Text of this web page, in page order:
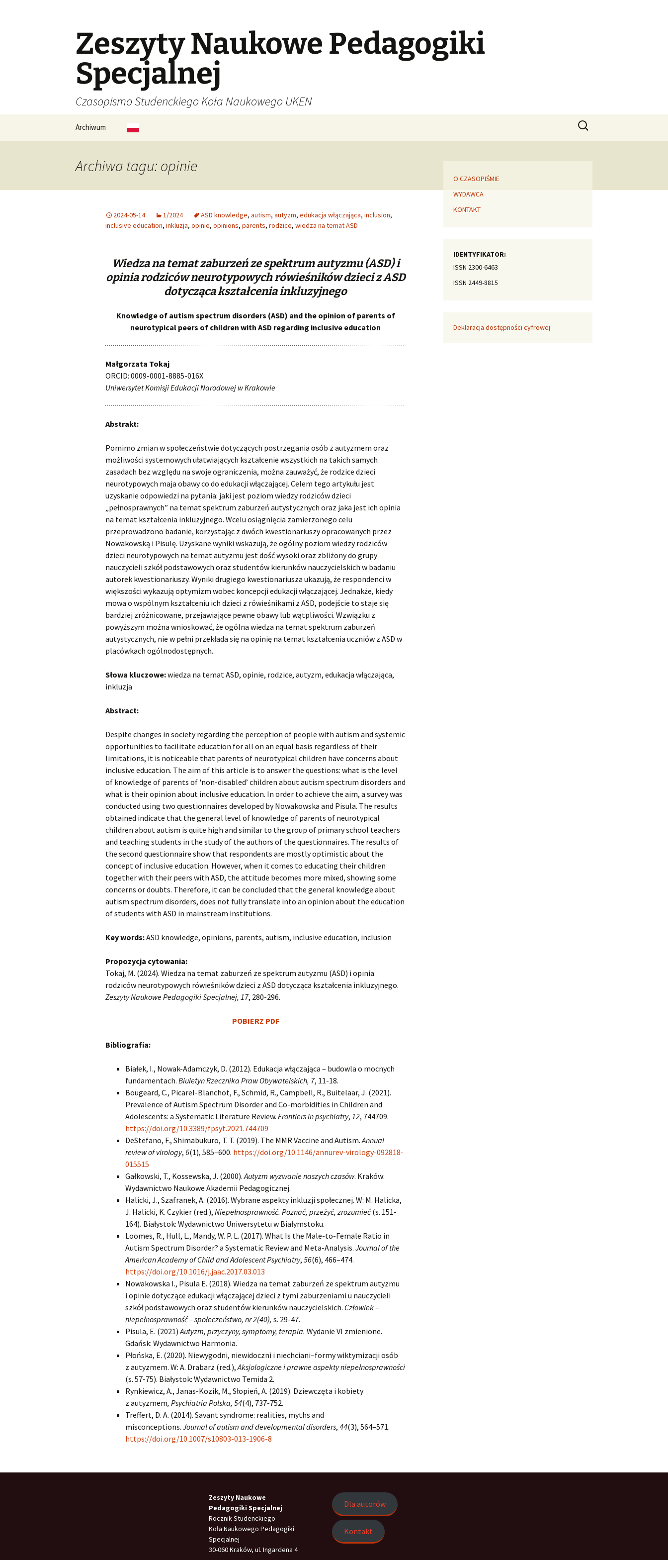
Zeszyty Naukowe Pedagogiki
Specjalnej
Czasopismo Studenckiego Koła Naukowego UKEN
treści
Archiwum
nr 1/2022 (15)
nr 1/2020 (13)
nr 1/2018 (11)
nr 1/2017 (10)
nr 1/2013 (6)
Szukaj:
Archiwa tagu: opinie
2024-05-14 1/2024 ASD knowledge, autism, autyzm, edukacja włączająca, inclusion,
inclusive education, inkluzja, opinie, opinions, parents, rodzice, wiedza na temat ASD
Wiedza na temat zaburzeń ze spektrum autyzmu (ASD) i
opinia rodziców neurotypowych rówieśników dzieci z ASD
dotycząca kształcenia inkluzyjnego
Knowledge of autism spectrum disorders (ASD) and the opinion of parents of
neurotypical peers of children with ASD regarding inclusive education
Małgorzata Tokaj
ORCID: 0009-0001-8885-016X
Uniwersytet Komisji Edukacji Narodowej w Krakowie
Abstrakt:
Pomimo zmian w społeczeństwie dotyczących postrzegania osób z autyzmem oraz
możliwości systemowych ułatwiających kształcenie wszystkich na takich samych
zasadach bez względu na swoje ograniczenia, można zauważyć, że rodzice dzieci
neurotypowych maja obawy co do edukacji włączającej. Celem tego artykułu jest
uzyskanie odpowiedzi na pytania: jaki jest poziom wiedzy rodziców dzieci
„pełnosprawnych” na temat spektrum zaburzeń autystycznych oraz jaka jest ich opinia
na temat kształcenia inkluzyjnego. Wcelu osiągnięcia zamierzonego celu
przeprowadzono badanie, korzystając z dwóch kwestionariuszy opracowanych przez
Nowakowską i Pisulę. Uzyskane wyniki wskazują, że ogólny poziom wiedzy rodziców
dzieci neurotypowych na temat autyzmu jest dość wysoki oraz zbliżony do grupy
nauczycieli szkół podstawowych oraz studentów kierunków nauczycielskich w badaniu
autorek kwestionariuszy. Wyniki drugiego kwestionariusza ukazują, że respondenci w
większości wykazują optymizm wobec koncepcji edukacji włączającej. Jednakże, kiedy
mowa o wspólnym kształceniu ich dzieci z rówieśnikami z ASD, podejście to staje się
bardziej zróżnicowane, przejawiające pewne obawy lub wątpliwości. Wzwiązku z
powyższym można wnioskować, że ogólna wiedza na temat spektrum zaburzeń
autystycznych, nie w pełni przekłada się na opinię na temat kształcenia uczniów z ASD w
placówkach ogólnodostępnych.
Słowa kluczowe:wiedza na temat ASD, opinie, rodzice, autyzm, edukacja włączająca,
inkluzja
Abstract:
Despite changes in society regarding the perception of people with autism and systemic
opportunities to facilitate education for all on an equal basis regardless of their
limitations, it is noticeable that parents of neurotypical children have concerns about
inclusive education. The aim of this article is to answer the questions: what is the level
of knowledge of parents of 'non-disabled’ children about autism spectrum disorders and
what is their opinion about inclusive education. In order to achieve the aim, a survey was
conducted using two questionnaires developed by Nowakowska and Pisula. The results
obtained indicate that the general level of knowledge of parents of neurotypical
children about autism is quite high and similar to the group of primary school teachers
and teaching students in the study of the authors of the questionnaires. The results of
the second questionnaire show that respondents are mostly optimistic about the
concept of inclusive education. However, when it comes to educating their children
together with their peers with ASD, the attitude becomes more mixed, showing some
concerns or doubts. Therefore, it can be concluded that the general knowledge about
autism spectrum disorders, does not fully translate into an opinion about the education
of students with ASD in mainstream institutions.
Key words:ASD knowledge, opinions, parents, autism, inclusive education, inclusion
Propozycja cytowania:
Tokaj, M. (2024). Wiedza na temat zaburzeń ze spektrum autyzmu (ASD) i opinia
rodziców neurotypowych rówieśników dzieci z ASD dotycząca kształcenia inkluzyjnego.
Zeszyty Naukowe Pedagogiki Specjalnej, 17, 280-296.
POBIERZ PDF
Bibliografia:
Białek, I., Nowak-Adamczyk, D. (2012). Edukacja włączająca – budowla o mocnych
fundamentach. Biuletyn Rzecznika Praw Obywatelskich, 7, 11-18.
Bougeard, C., Picarel-Blanchot, F., Schmid, R., Campbell, R., Buitelaar, J. (2021).
Prevalence of Autism Spectrum Disorder and Co-morbidities in Children and
Adolescents: a Systematic Literature Review. Frontiers in psychiatry, 12, 744709.
https://doi.org/10.3389/fpsyt.2021.744709
DeStefano, F., Shimabukuro, T. T. (2019). The MMR Vaccine and Autism.Annual
review of virology, 6(1), 585–600. https://doi.org/10.1146/annurev-virology-092818-
015515
Gałkowski, T., Kossewska, J. (2000).Autyzm wyzwanie naszych czasów. Kraków:
Wydawnictwo Naukowe Akademii Pedagogicznej.
Halicki, J., Szafranek, A. (2016). Wybrane aspekty inkluzji społecznej. W: M. Halicka,
J. Halicki, K. Czykier (red.), Niepełnosprawność. Poznać, przeżyć, zrozumieć(s. 151-
164). Białystok: Wydawnictwo Uniwersytetu w Białymstoku.
Loomes, R., Hull, L., Mandy, W. P. L. (2017). What Is the Male-to-Female Ratio in
Autism Spectrum Disorder? a Systematic Review and Meta-Analysis. Journal of the
American Academy of Child and Adolescent Psychiatry, 56(6), 466–474.
https://doi.org/10.1016/j.jaac.2017.03.013
Nowakowska I., Pisula E. (2018). Wiedza na temat zaburzeń ze spektrum autyzmu
i opinie dotyczące edukacji włączającej dzieci z tymi zaburzeniami u nauczycieli
szkół podstawowych oraz studentów kierunków nauczycielskich. Człowiek –
niepełnosprawność – społeczeństwo, nr 2(40), s. 29-47.
Pisula, E. (2021)Autyzm, przyczyny, symptomy, terapia. Wydanie VI zmienione.
Gdańsk: Wydawnictwo Harmonia.
Płońska, E. (2020). Niewygodni, niewidoczni i niechciani–formy wiktymizacji osób
z autyzmem. W: A. Drabarz (red.),Aksjologiczne i prawne aspekty niepełnosprawności
(s. 57-75). Białystok: Wydawnictwo Temida 2.
Rynkiewicz, A., Janas-Kozik, M., Słopień, A. (2019). Dziewczęta i kobiety
z autyzmem, Psychiatria Polska, 54(4), 737-752.
Treffert, D. A. (2014). Savant syndrome: realities, myths and
misconceptions. Journal of autism and developmental disorders, 44(3), 564–571.
https://doi.org/10.1007/s10803-013-1906-8
O CZASOPIŚMIE
WYDAWCA
KONTAKT
IDENTYFIKATOR:
ISSN 2300-6463
ISSN 2449-8815
Deklaracja dostępności cyfrowej
Zeszyty Naukowe
Pedagogiki Specjalnej
Rocznik Studenckiego
Koła Naukowego Pedagogiki
Specjalnej
30-060 Kraków, ul. Ingardena 4
Dla autorów
Kontakt